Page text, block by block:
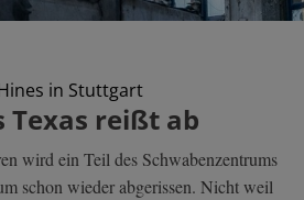
in Stuttgart
Texas reißt ab
wird ein Teil des Schwabenzentrums
schon wieder abgerissen. Nicht weil